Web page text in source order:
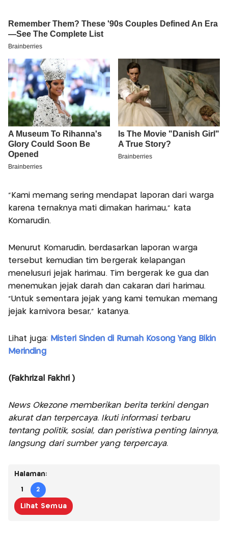
"Kami memang sering mendapat laporan dari warga
karena ternaknya mati dimakan harimau," kata
Komarudin.
Menurut Komarudin, berdasarkan laporan warga
tersebut kemudian tim bergerak kelapangan
menelusuri jejak harimau. Tim bergerak ke gua dan
menemukan jejak darah dan cakaran dari harimau.
"Untuk sementara jejak yang kami temukan memang
jejak karnivora besar," katanya.
Lihat juga: Misteri Sinden di Rumah Kosong Yang Bikin
Merinding
(Fakhrizal Fakhri )
News Okezone memberikan berita terkini dengan
akurat dan terpercaya. Ikuti informasi terbaru
tentang politik, sosial, dan peristiwa penting lainnya,
langsung dari sumber yang terpercaya.
Halaman:
1 2
Lihat Semua